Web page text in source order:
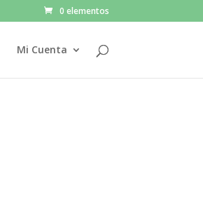
0 elementos
Mi Cuenta